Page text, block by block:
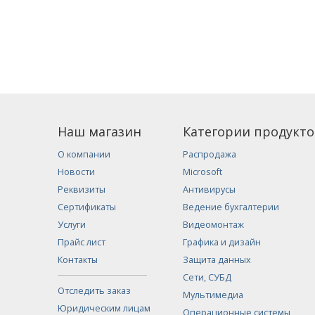
Наш магазин
О компании
Новости
Реквизиты
Сертификаты
Услуги
Прайс лист
Контакты
Отследить заказ
Юридическим лицам
Категории
Распродажа
Microsoft
Антивирусы
Ведение бухгалтерии
Видеомонтаж
Графика и дизайн
Защита данных
Сети, СУБД
Мультимедиа
Операционные системы